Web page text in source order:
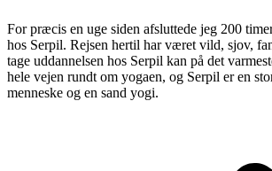
For præcis en uge siden afsluttede jeg 200
hos Serpil. Rejsen hertil har været vild, sjov,
tage uddannelsen hos Serpil kan på det
hele vejen rundt om yogaen, og Serpil er en
menneske og en sand yogi.